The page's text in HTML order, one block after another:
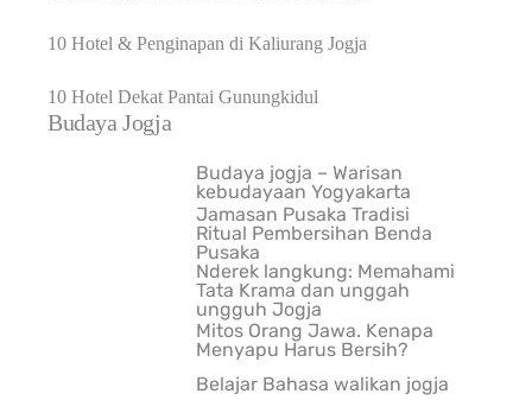
10 Hotel & Penginapan di Kaliurang Jogja
10 Hotel Dekat Pantai Gunungkidul
Budaya Jogja
Budaya jogja – Warisan
kebudayaan Yogyakarta
Jamasan Pusaka Tradisi
Ritual Pembersihan Benda
Pusaka
Nderek langkung: Memahami
Tata Krama dan unggah
ungguh Jogja
Mitos Orang Jawa. Kenapa
Menyapu Harus Bersih?
Belajar Bahasa walikan jogja